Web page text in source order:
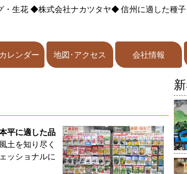
・生花◆株式会社ナカツタヤ◆信州に適した種
レンダー 地図･アクセス 会社情報
平に適した品
土を知り尽く
ッショナルに